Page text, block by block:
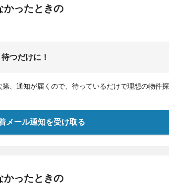
かったときの
つだけに！
、通知が届くので、待っているだけで理想の物件探
メール通知を受け取る
かったときの